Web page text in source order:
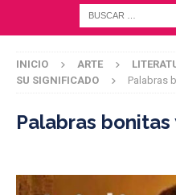
INICIO ARTE
SU SIGNIFICADO
Palabras
Palabras